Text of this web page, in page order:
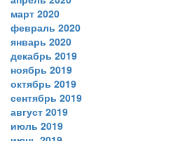
март 2020
февраль 2020
январь 2020
декабрь 2019
ноябрь 2019
октябрь 2019
сентябрь 2019
август 2019
июль 2019